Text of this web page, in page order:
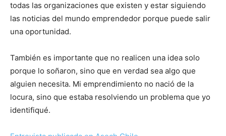
todas las organizaciones que existen y estar siguiendo
las noticias del mundo emprendedor porque puede salir
una oportunidad.
También es importante que no realicen una idea solo
porque lo soñaron, sino que en verdad sea algo que
alguien necesita. Mi emprendimiento no nació de la
locura, sino que estaba resolviendo un problema que yo
identifiqué.